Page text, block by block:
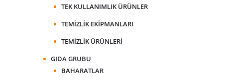
TEK KULLANIMLIK ÜRÜNLER
TEMIZLIK EKIPMANLARI
TEMIZLIK ÜRÜNLERI
GIDA GRUBU
BAHARATLAR